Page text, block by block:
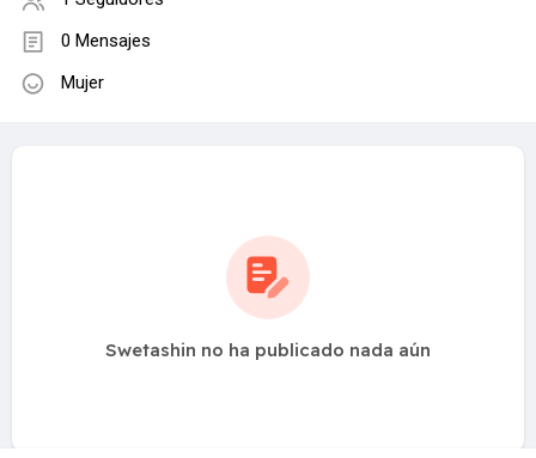
0 Mensajes
Mujer
Swetashin no ha publicado nada aún